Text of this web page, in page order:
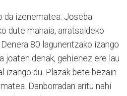
da izenematea: Joseba
dute mahaia, arratsaldeko
80 lagunentzako izango
joaten denak, gehienez ere lau
izango du. Plazak bete bezain
Danborradan aritu nahi